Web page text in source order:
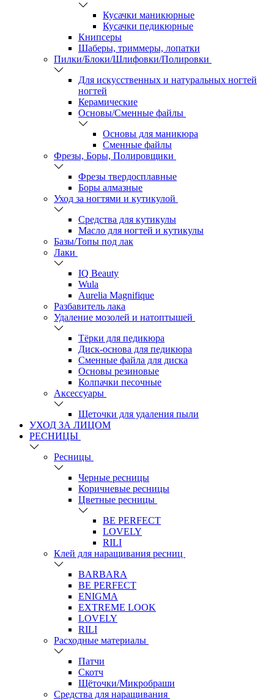
Кусачки маникюрные
Кусачки педикюрные
Книпсеры
Шаберы, триммеры, лопатки
Пилки/Блоки/Шлифовки/Полировки
Для искусственных и натуральных ногтей
ногтей
Керамические
Основы/Сменные файлы
Основы для маникюра
Сменные файлы
Фрезы, Боры, Полировщики
Фрезы твердосплавные
Боры алмазные
Уход за ногтями и кутикулой
Средства для кутикулы
Масло для ногтей и кутикулы
Базы/Топы под лак
Лаки
IQ Beauty
Wula
Aurelia Magnifique
Разбавитель лака
Удаление мозолей и натоптышей
Тёрки для педикюра
Диск-основа для педикюра
Сменные файла для диска
Основы резиновые
Колпачки песочные
Аксессуары
Щеточки для удаления пыли
УХОД ЗА ЛИЦОМ
РЕСНИЦЫ
Ресницы
Черные ресницы
Коричневые ресницы
Цветные ресницы
BE PERFECT
LOVELY
RILI
Клей для наращивания ресниц
BARBARA
BE PERFECT
ENIGMA
EXTREME LOOK
LOVELY
RILI
Расходные материалы
Патчи
Скотч
Щёточки/Микробраши
Средства для наращивания